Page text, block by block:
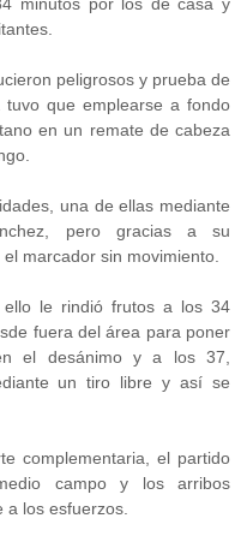
peligrosos y prueba de
que emplearse a fondo
en un remate de cabeza
una de ellas mediante
pero gracias a su
marcador sin movimiento.
ello le rindió frutos a los 34
fuera del área para poner
el desánimo y a los 37,
un tiro libre y así se
complementaria, el partido
campo y los arribos
los esfuerzos.